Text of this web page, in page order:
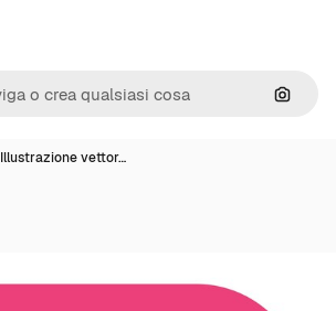
Cerca
Illustrazione vettor…